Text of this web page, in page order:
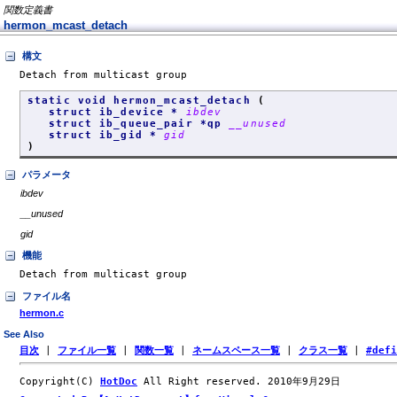
関数定義書
hermon_mcast_detach
構文
Detach from multicast group
static void hermon_mcast_detach
(
struct ib_device * ibdev
struct ib_queue_pair *qp
__unused
struct ib_gid *gid
)
パラメータ
ibdev
__unused
gid
機能
Detach from multicast group
ファイル名
hermon.c
See Also
目次 ファイル一覧 関数一覧 ネームスペース一覧 クラス一覧
Copyright(C) HotDoc All Right reserved. 2010年9月29日